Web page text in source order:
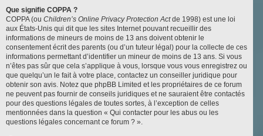
Que signifie COPPA ?
COPPA (ou Children’s Online Privacy Protection Actde 1998) est une loi
aux États-Unis qui dit que les sites Internet pouvant recueillir des
informations de mineurs de moins de 13 ans doivent obtenir le
consentement écrit des parents (ou d’un tuteur légal) pour la collecte de ces
informations permettant d’identifier un mineur de moins de 13 ans. Si vous
n’êtes pas sûr que cela s’applique à vous, lorsque vous vous enregistrez ou
que quelqu’un le fait à votre place, contactez un conseiller juridique pour
obtenir son avis. Notez que phpBB Limited et les propriétaires de ce forum
ne peuvent pas fournir de conseils juridiques et ne sauraient être contactés
pour des questions légales de toutes sortes, à l’exception de celles
mentionnées dans la question « Qui contacter pour les abus ou les
questions légales concernant ce forum ? ».